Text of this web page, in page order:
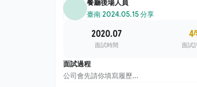
餐廳後場人員
臺南·2024.05.15 分享
2020.07
面試時間
4/
面試
面試過程
公司會先請你填寫履歷...